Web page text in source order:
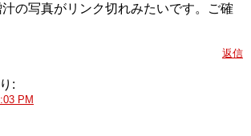
の写真がリンク切れみたいです。ご確
返信
:
PM